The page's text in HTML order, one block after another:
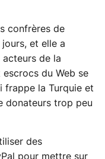
confrères de
et elle a
de la
du Web se
frappe la Turquie et
donateurs trop peu
des
pour mettre sur